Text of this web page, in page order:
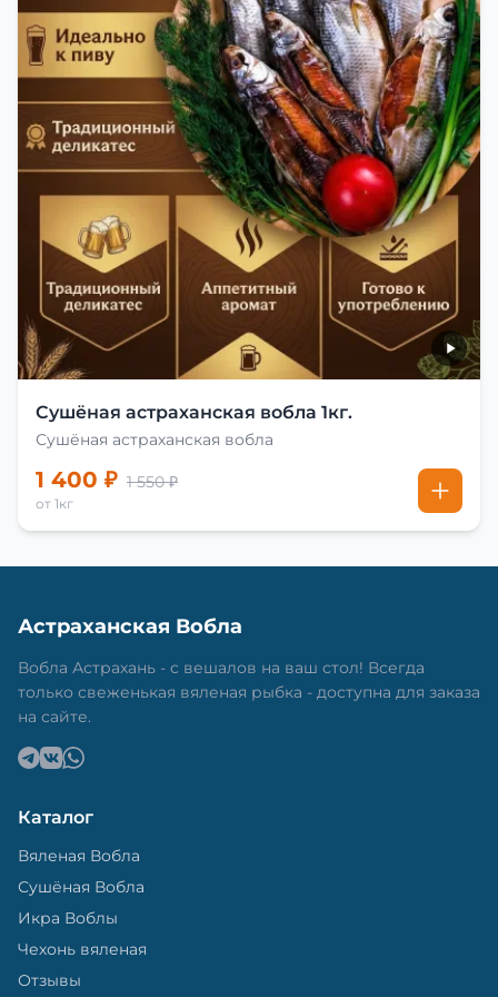
Сушёная астраханская вобла 1кг.
Сушёная астраханская вобла
1 400 ₽ 1 550 ₽
от 1кг
Астраханская Вобла
Вобла Астрахань - с вешалов на ваш стол! Всегда
только свеженькая вяленая рыбка - доступна для заказа
на сайте.
Каталог
Вяленая Вобла
Сушёная Вобла
Икра Воблы
Чехонь вяленая
Отзывы